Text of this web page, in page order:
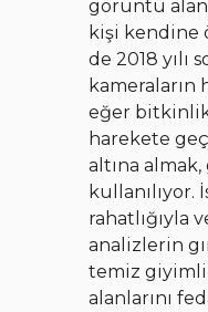
görüntü alan
kişi kendine
de 2018
eğer bitkinlik
harekete
altına
kullanılıyor.
rahatlığıyla
analizlerin
temiz
alanlarını